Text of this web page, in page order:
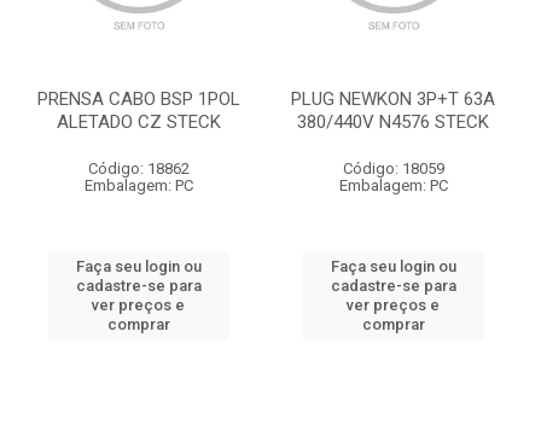
PRENSA CABO BSP 1POL
ALETADO CZ STECK
Código: 18862
Embalagem: PC
Faça seu login ou
cadastre-se para
ver preços e
comprar
PLUG NEWKON 3P+T 63A
380/440V N4576 STECK
Código: 18059
Embalagem: PC
Faça seu login ou
cadastre-se para
ver preços e
comprar